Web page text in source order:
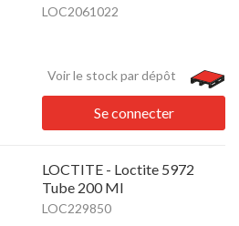
LOC2061022
Voir le stock par dépôt
Se connecter
LOCTITE - Loctite 5972
Tube 200 Ml
LOC229850